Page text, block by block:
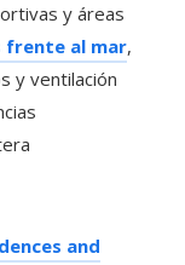
y áreas
frente al mar,
y ventilación
and